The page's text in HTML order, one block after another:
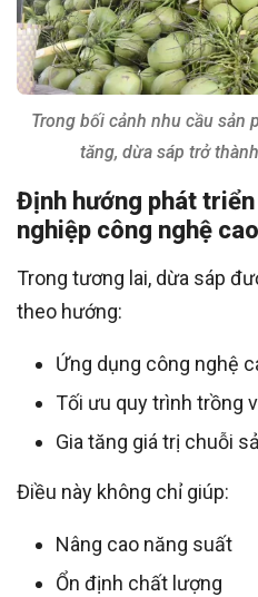
Trong bối cảnh nhu cầu sản
tăng, dừa sáp trở
Định hướng phát
nghiệp công nghệ cao
Trong tương lai, dừa sáp
theo hướng:
Ứng dụng công nghệ
Tối ưu quy trình trồng
Gia tăng giá trị chuỗi
Điều này không chỉ giúp:
Nâng cao năng suất
Ổn định chất lượng